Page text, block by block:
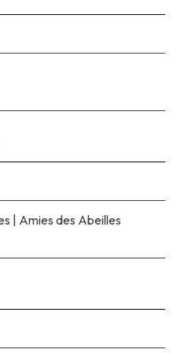
| Amies des Abeilles